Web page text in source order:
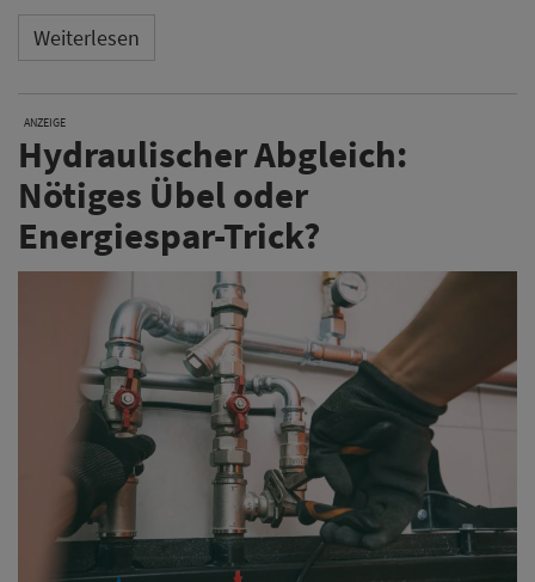
Weiterlesen
ANZEIGE
Hydraulischer Abgleich:
Nötiges Übel oder
Energiespar-Trick?